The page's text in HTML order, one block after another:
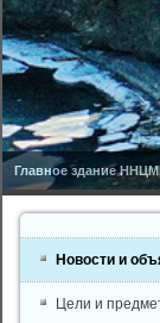
Главное здание
Новости и
Цели и